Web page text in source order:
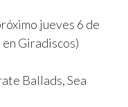
jueves 6 de
en Giradiscos)
Ballads, Sea